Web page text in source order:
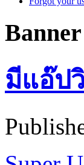
Banner
มีแอ๊ป